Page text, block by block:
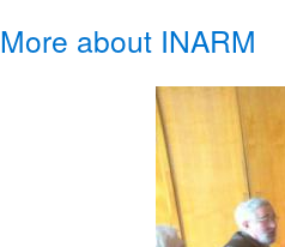
More about INARM